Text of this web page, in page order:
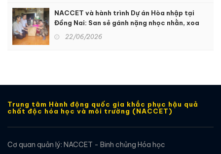
NACCET và hành trình Dự án Hòa nhập tại
Đồng Nai: San sẻ gánh nặng nhọc nhằn, xoa
dịu nỗi đau da cam
22/06/2026
Trung tâm Hành động quốc gia khắc phục hậu quả
chất độc hóa học và môi trường (NACCET)
Cơ quan quản lý: NACCET - Binh chủng Hóa học